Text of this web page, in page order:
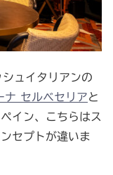
ュイタリアンの
ナ セルベセリアと
イン、こちらはス
セプトが違いま